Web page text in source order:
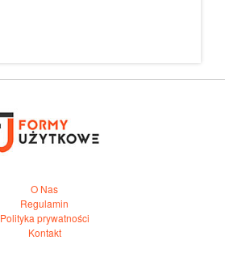
O Nas
Regulamin
Polityka prywatności
Kontakt